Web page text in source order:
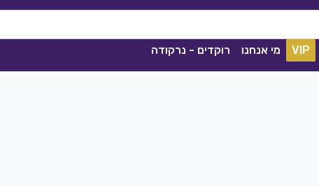
VIP מי אנחנו רוקדים - נרקודה